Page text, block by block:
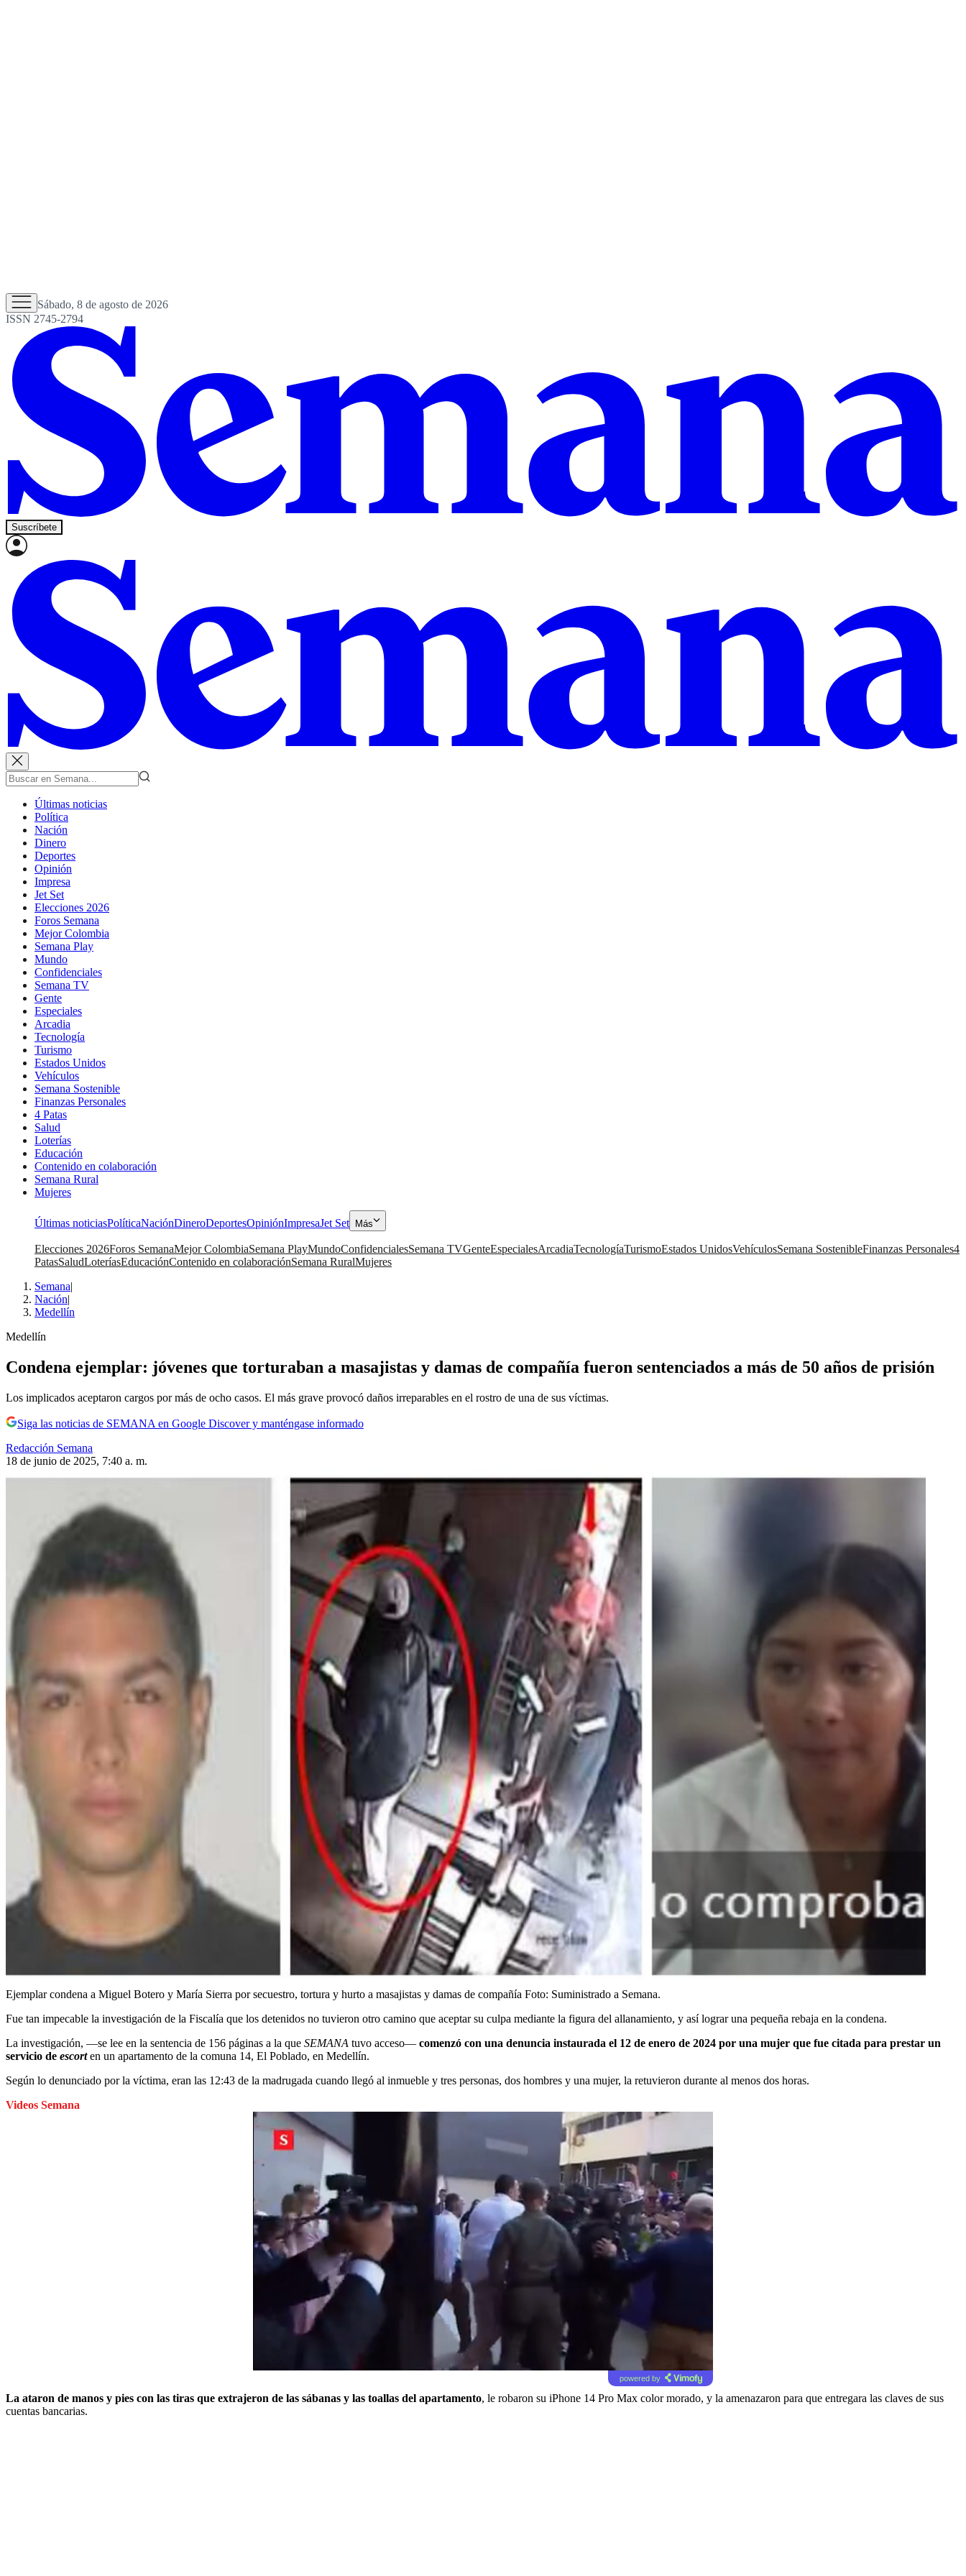
Sábado, 8 de agosto de 2026
ISSN 2745-2794
Suscríbete
Últimas noticias
Política
Nación
Dinero
Deportes
Opinión
Impresa
Jet Set
Elecciones 2026
Foros Semana
Mejor Colombia
Semana Play
Mundo
Confidenciales
Semana TV
Gente
Especiales
Arcadia
Tecnología
Turismo
Estados Unidos
Vehículos
Semana Sostenible
Finanzas Personales
4 Patas
Salud
Loterías
Educación
Contenido en colaboración
Semana Rural
Mujeres
Últimas noticiasPolíticaNaciónDineroDeportesOpiniónImpresaJet Set Más
Elecciones 2026Foros SemanaMejor ColombiaSemana PlayMundoConfidencialesSemana TVGenteEspecialesArcadiaTecnologíaTurismoEstados UnidosVehículosSemana SostenibleFinanzas Personales4
PatasSaludLoteríasEducaciónContenido en colaboraciónSemana RuralMujeres
Semana|
Nación|
Medellín
Medellín
Condena ejemplar: jóvenes que torturaban a masajistas y damas de compañía fueron sentenciados a más de 50 años de prisión
Los implicados aceptaron cargos por más de ocho casos. El más grave provocó daños irreparables en el rostro de una de sus víctimas.
Siga las noticias de SEMANA en Google Discover y manténgase informado
Redacción Semana
18 de junio de 2025, 7:40 a. m.
Ejemplar condena a Miguel Botero y María Sierra por secuestro, tortura y hurto a masajistas y damas de compañía Foto: Suministrado a Semana.
Fue tan impecable la investigación de la Fiscalía que los detenidos no tuvieron otro camino que aceptar su culpa mediante la figura del allanamiento, y así lograr una pequeña rebaja en la condena.
La investigación, —se lee en la sentencia de 156 páginas a la que SEMANA tuvo acceso— comenzó con una denuncia instaurada el 12 de enero de 2024 por una mujer que fue citada para prestar un
servicio de escorten un apartamento de la comuna 14, El Poblado, en Medellín.
Según lo denunciado por la víctima, eran las 12:43 de la madrugada cuando llegó al inmueble y tres personas, dos hombres y una mujer, la retuvieron durante al menos dos horas.
Videos Semana
powered by
La ataron de manos y pies con las tiras que extrajeron de las sábanas y las toallas del apartamento, le robaron su iPhone 14 Pro Max color morado, y la amenazaron para que entregara las claves de sus
cuentas bancarias.